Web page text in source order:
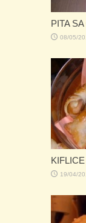
PITA
08/05/
19/04/